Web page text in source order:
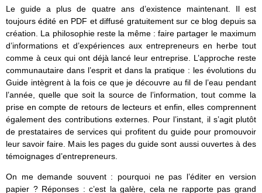
Le guide a plus de quatre ans d’existence maintenant. Il est
toujours édité en PDF et diffusé gratuitement sur ce blog depuis sa
création. La philosophie reste la même : faire partager le maximum
d’informations et d’expériences aux entrepreneurs en herbe tout
comme à ceux qui ont déjà lancé leur entreprise. L’approche reste
communautaire dans l’esprit et dans la pratique : les évolutions du
Guide intègrent à la fois ce que je découvre au fil de l’eau pendant
l’année, quelle que soit la source de l’information, tout comme la
prise en compte de retours de lecteurs et enfin, elles comprennent
également des contributions externes. Pour l’instant, il s’agit plutôt
de prestataires de services qui profitent du guide pour promouvoir
leur savoir faire. Mais les pages du guide sont aussi ouvertes à des
témoignages d’entrepreneurs.
On me demande souvent : pourquoi ne pas l’éditer en version
papier ? Réponses : c’est la galère, cela ne rapporte pas grand